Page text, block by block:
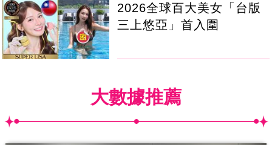
2026全球百大美女「台版
三上悠亞」首入圍
大數據推薦